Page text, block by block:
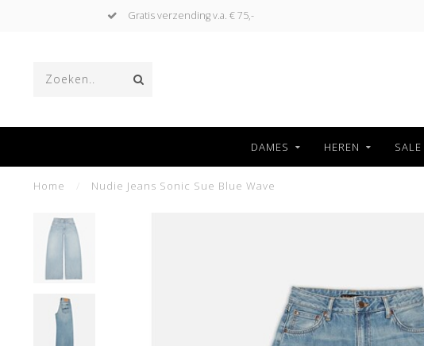
Gratis verzending v.a. € 75,-
DAMES HEREN SALE
Home Nudie Jeans Sonic Sue Blue Wave